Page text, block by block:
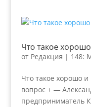
Что такое
от Редакция | 148:
Что такое хорошо и
вопрос + —
предприниматель